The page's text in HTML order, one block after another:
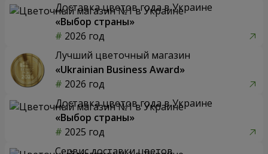
Доставка цветов года в Украине
«Выбор страны»
2026 год
Лучший цветочный магазин
«Ukrainian Business Award»
2026 год
Доставка цветов года в Украине
«Выбор страны»
2025 год
Сервис доставки цветов